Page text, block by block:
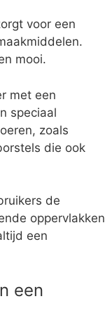
voor een
mooi.
met een
speciaal
zoals
die ook
de
oppervlakken
een
een